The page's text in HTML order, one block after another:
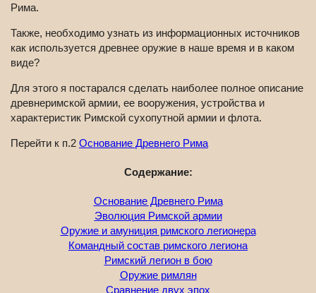
Рима.
Также, необходимо узнать из информационных источников
как используется древнее оружие в наше время и в каком
виде?
Для этого я постарался сделать наиболее полное описание
древнеримской армии, ее вооружения, устройства и
характеристик Римской сухопутной армии и флота.
Перейти к п.2 Основание Древнего Рима
Содержание:
Основание Древнего Рима
Эволюция Римской армии
Оружие и амуниция римского легионера
Командный состав римского легиона
Римский легион в бою
Оружие римлян
Сравнение двух эпох